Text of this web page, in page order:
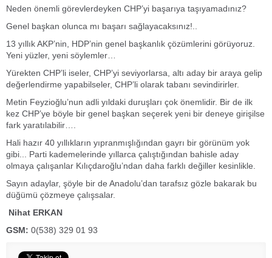
Neden önemli görevlerdeyken CHP’yi başarıya taşıyamadınız?
Genel başkan olunca mı başarı sağlayacaksınız!..
13 yıllık AKP’nin, HDP’nin genel başkanlık çözümlerini görüyoruz.
Yeni yüzler, yeni söylemler…
Yürekten CHP’li iseler, CHP’yi seviyorlarsa, altı aday bir araya gelip
değerlendirme yapabilseler, CHP’li olarak tabanı sevindirirler.
Metin Feyzioğlu’nun adli yıldaki duruşları çok önemlidir. Bir de ilk
kez CHP’ye böyle bir genel başkan seçerek yeni bir deneye girişilse
fark yaratılabilir….
Hali hazır 40 yıllıkların yıpranmışlığından gayrı bir görünüm yok
gibi... Parti kademelerinde yıllarca çalıştığından bahisle aday
olmaya çalışanlar Kılıçdaroğlu’ndan daha farklı değiller kesinlikle.
Sayın adaylar, şöyle bir de Anadolu’dan tarafsız gözle bakarak bu
düğümü çözmeye çalışsalar.
Nihat ERKAN
GSM: 0(538) 329 01 93